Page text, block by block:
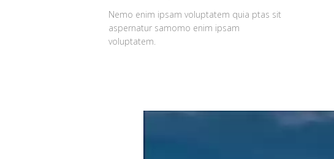
Nemo enim ipsam voluptatem quia ptas sit
aspernatur samomo enim ipsam
voluptatem.